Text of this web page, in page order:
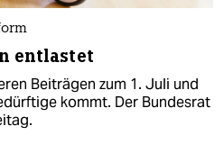
entlastet
Beiträgen zum 1. Juli und
kommt. Der Bundesrat